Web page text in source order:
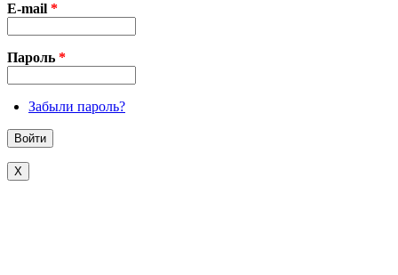
E-mail *
Пароль *
Забыли пароль?
X